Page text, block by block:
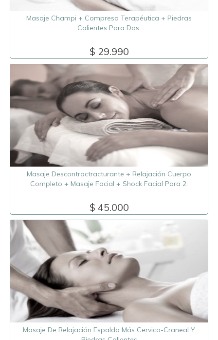
Masaje Champi + Compresa Terapéutica + Piedras
Calientes Para Dos.
$ 29.990
Masaje Descontractracturante + Relajación Cuerpo
Completo + Masaje Facial + Shock Facial Para 2.
$ 45.000
Masaje De Relajación Espalda Más Cervico-Craneal Y